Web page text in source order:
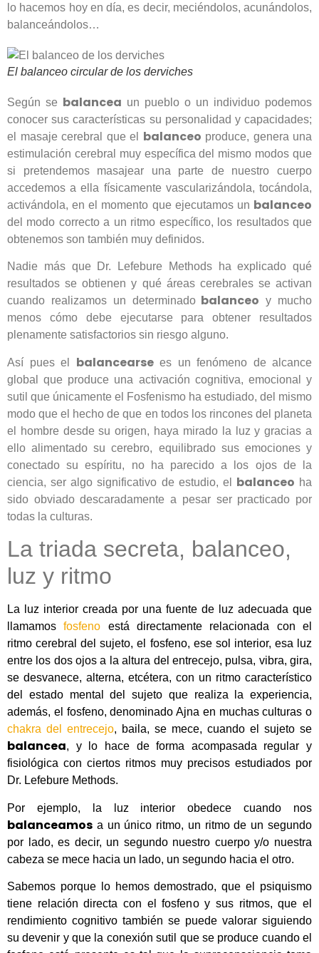
lo hacemos hoy en día, es decir, meciéndolos, acunándolos,
balanceándolos…
El balanceo circular de los derviches
Según se balancea un pueblo o un individuo podemos
conocer sus características su personalidad y capacidades;
el masaje cerebral que el balanceo produce, genera una
estimulación cerebral muy específica del mismo modos que
si pretendemos masajear una parte de nuestro cuerpo
accedemos a ella físicamente vascularizándola, tocándola,
activándola, en el momento que ejecutamos un balanceo
del modo correcto a un ritmo específico, los resultados que
obtenemos son también muy definidos.
Nadie más que Dr. Lefebure Methods ha explicado qué
resultados se obtienen y qué áreas cerebrales se activan
cuando realizamos un determinadobalanceo y mucho
menos cómo debe ejecutarse para obtener resultados
plenamente satisfactorios sin riesgo alguno.
Así pues el balancearsees un fenómeno de alcance
global que produce una activación cognitiva, emocional y
sutil que únicamente el Fosfenismo ha estudiado, del mismo
modo que el hecho de que en todos los rincones del planeta
el hombre desde su origen, haya mirado la luz y gracias a
ello alimentado su cerebro, equilibrado sus emociones y
conectado su espíritu, no ha parecido a los ojos de la
ciencia, ser algo significativo de estudio, el balanceo ha
sido obviado descaradamente a pesar ser practicado por
todas la culturas.
La triada secreta, balanceo,
luz y ritmo
La luz interior creada por una fuente de luz adecuada que
llamamosfosfeno está directamente relacionada con el
ritmo cerebral del sujeto, el fosfeno, ese sol interior, esa luz
entre los dos ojos a la altura del entrecejo, pulsa, vibra, gira,
se desvanece, alterna, etcétera, con un ritmo característico
del estado mental del sujeto que realiza la experiencia,
además, el fosfeno, denominado Ajna en muchas culturas o
chakra del entrecejo, baila, se mece, cuando el sujeto se
balancea, y lo hace de forma acompasada regular y
fisiológica con ciertos ritmos muy precisos estudiados por
Dr. Lefebure Methods.
Por ejemplo, la luz interior obedece cuando nos
balanceamos a un único ritmo, un ritmo de un segundo
por lado, es decir, un segundo nuestro cuerpo y/o nuestra
cabeza se mece hacia un lado, un segundo hacia el otro.
Sabemos porque lo hemos demostrado, que el psiquismo
tiene relación directa con el fosfeno y sus ritmos, que el
rendimiento cognitivo también se puede valorar siguiendo
su devenir y que la conexión sutil que se produce cuando el